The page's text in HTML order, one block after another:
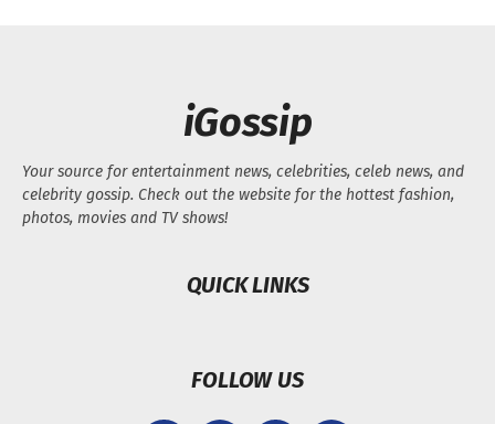
iGossip
Your source for entertainment news, celebrities, celeb news, and
celebrity gossip. Check out the website for the hottest fashion,
photos, movies and TV shows!
QUICK LINKS
FOLLOW US